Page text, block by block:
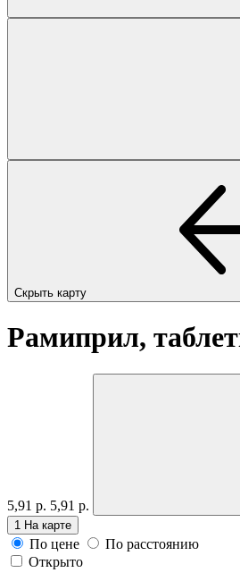
Скрыть карту
Рамиприл,
5,91 р. 5,91 р.
1 На карте
По цене
По расстоянию
Открыто